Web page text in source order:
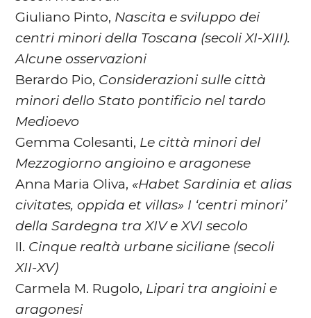
Giuliano Pinto, Nascita e sviluppo dei
centri minori della Toscana (secoli XI-XIII).
Alcune osservazioni
Berardo Pio, Considerazioni sulle città
minori dello Stato pontificio nel tardo
Medioevo
Gemma Colesanti, Le città minori del
Mezzogiorno angioino e aragonese
Anna Maria Oliva, «Habet Sardinia et alias
civitates, oppida et villas» I ‘centri minori’
della Sardegna tra XIV e XVI secolo
II. Cinque realtà urbane siciliane (secoli
XII-XV)
Carmela M. Rugolo, Lipari tra angioini e
aragonesi